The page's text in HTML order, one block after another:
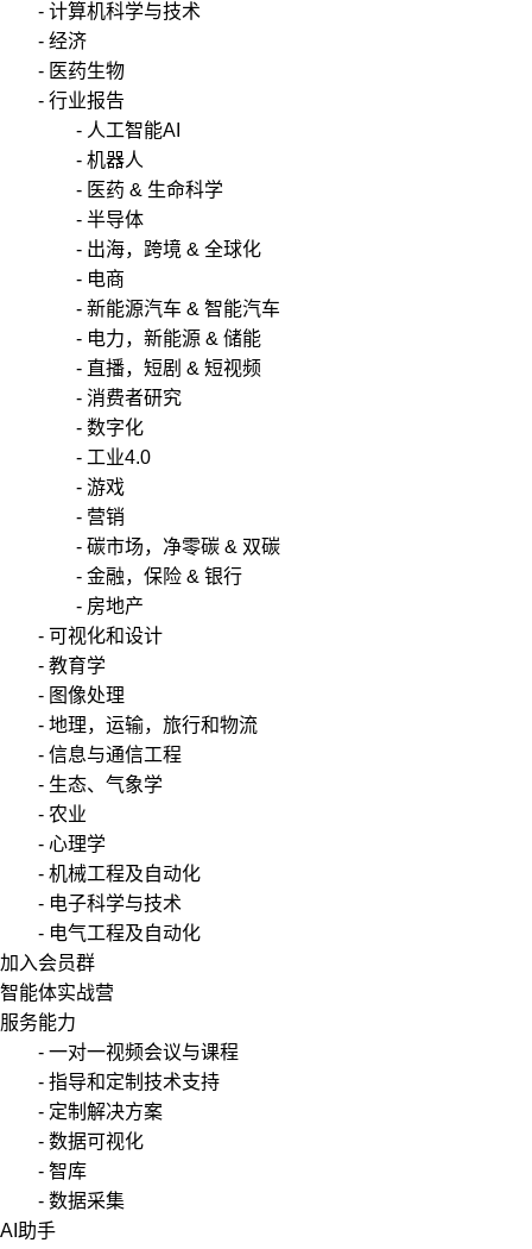
- 计算机科学与技术
- 经济
- 医药生物
- 行业报告
- 人工智能AI
- 机器人
- 医药 & 生命科学
- 半导体
- 出海，跨境 & 全球化
- 电商
- 新能源汽车 & 智能汽车
- 电力，新能源 & 储能
- 直播，短剧 & 短视频
- 消费者研究
- 数字化
- 工业4.0
- 游戏
- 营销
- 碳市场，净零碳 & 双碳
- 金融，保险 & 银行
- 房地产
- 可视化和设计
- 教育学
- 图像处理
- 地理，运输，旅行和物流
- 信息与通信工程
- 生态、气象学
- 农业
- 心理学
- 机械工程及自动化
- 电子科学与技术
- 电气工程及自动化
加入会员群
智能体实战营
服务能力
- 一对一视频会议与课程
- 指导和定制技术支持
- 定制解决方案
- 数据可视化
- 智库
- 数据采集
AI助手